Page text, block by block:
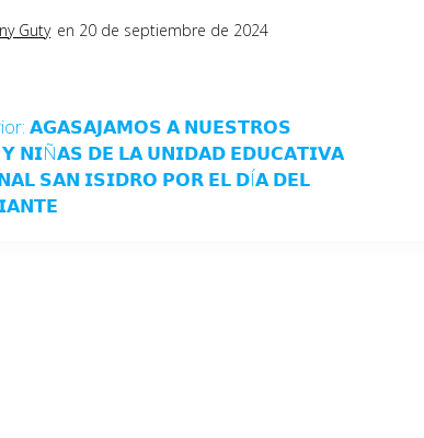
Guty en 20 de septiembre de 2024
𝗔𝗚𝗔𝗦𝗔𝗝𝗔𝗠𝗢𝗦 𝗔 𝗡𝗨𝗘𝗦𝗧𝗥𝗢𝗦
𝗡𝗜Ñ𝗔𝗦 𝗗𝗘 𝗟𝗔 𝗨𝗡𝗜𝗗𝗔𝗗 𝗘𝗗𝗨𝗖𝗔𝗧𝗜𝗩𝗔
𝗦𝗔𝗡 𝗜𝗦𝗜𝗗𝗥𝗢 𝗣𝗢𝗥 𝗘𝗟 𝗗Í𝗔 𝗗𝗘𝗟